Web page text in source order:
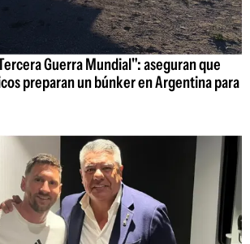
Guerra Mundial": aseguran que
preparan un búnker en Argentina para